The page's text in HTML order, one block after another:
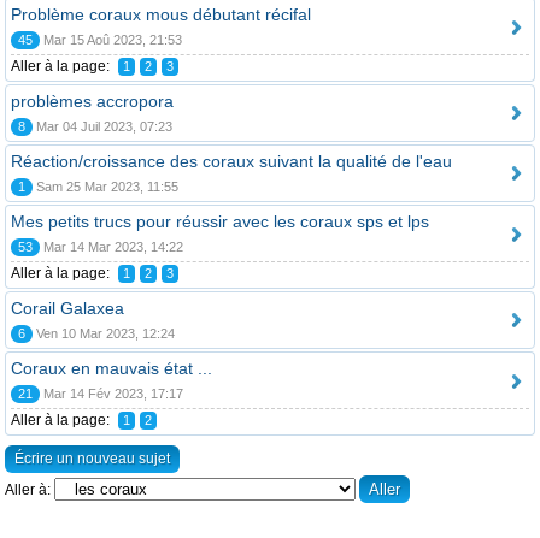
Problème coraux mous débutant récifal
45 Mar 15 Aoû 2023, 21:53
Aller à la page: 1 2 3
problèmes accropora
8 Mar 04 Juil 2023, 07:23
Réaction/croissance des coraux suivant la qualité de l'eau
1 Sam 25 Mar 2023, 11:55
Mes petits trucs pour réussir avec les coraux sps et lps
53 Mar 14 Mar 2023, 14:22
Aller à la page: 1 2 3
Corail Galaxea
6 Ven 10 Mar 2023, 12:24
Coraux en mauvais état ...
21 Mar 14 Fév 2023, 17:17
Aller à la page: 1 2
Écrire un nouveau sujet
Aller à: